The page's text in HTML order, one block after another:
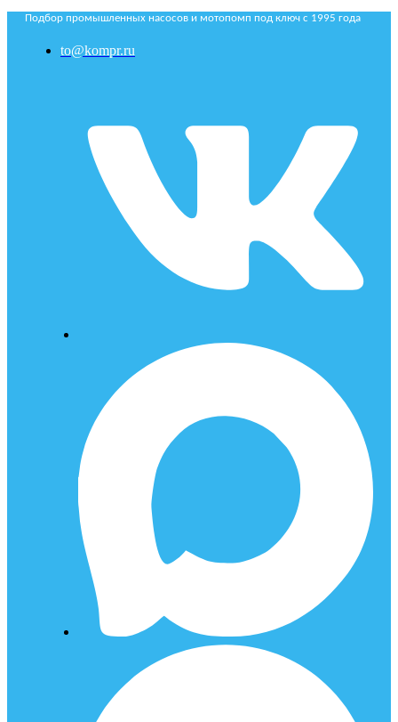
Подбор промышленных насосов и мотопомп под ключ с 1995 года
to@kompr.ru